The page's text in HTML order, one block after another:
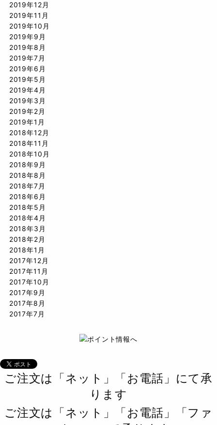
2019年12月
2019年11月
2019年10月
2019年9月
2019年8月
2019年7月
2019年6月
2019年5月
2019年4月
2019年3月
2019年2月
2019年1月
2018年12月
2018年11月
2018年10月
2018年9月
2018年8月
2018年7月
2018年6月
2018年5月
2018年4月
2018年3月
2018年2月
2018年1月
2017年12月
2017年11月
2017年10月
2017年9月
2017年8月
2017年7月
ご注文は「ネット」「お電話」にて承
ります
ご注文は「ネット」「お電話」「ファ